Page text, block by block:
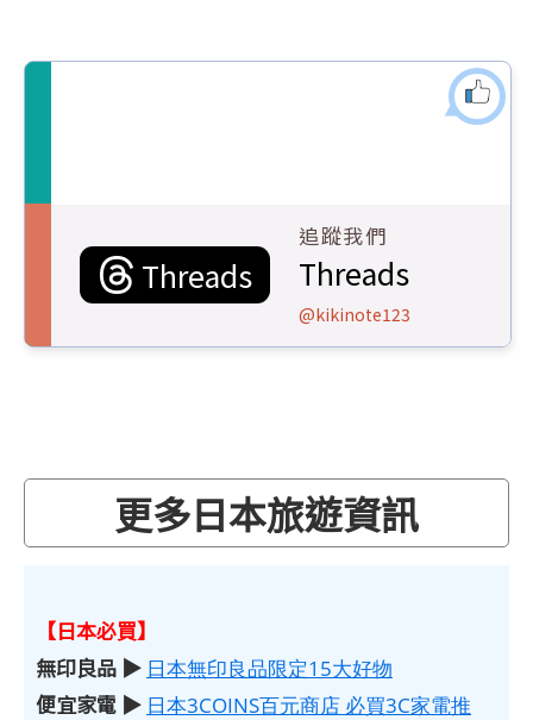
Threads
追蹤我們
Threads
@kikinote123
更多日本旅遊資訊
【日本必買】
無印良品 ▶ 日本無印良品限定15大好物
便宜家電 ▶ 日本3COINS百元商店 必買3C家電推